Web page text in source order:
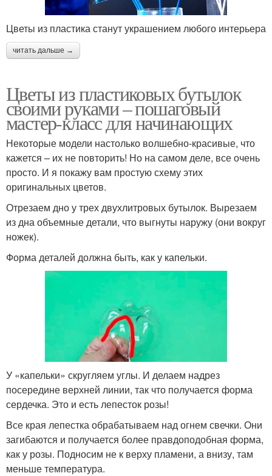
Цветы из пластика станут украшением любого интерьера
читать дальше →
Цветы из пластиковых бутылок
своими руками – пошаговый
мастер-класс для начинающих
Некоторые модели настолько волшебно-красивые, что
кажется – их не повторить! Но на самом деле, все очень
просто. И я покажу вам простую схему этих
оригинальных цветов.
Отрезаем дно у трех двухлитровых бутылок. Вырезаем
из дна объемные детали, что выгнуты наружу (они вокруг
ножек).
Форма деталей должна быть, как у капельки.
У «капельки» скругляем углы. И делаем надрез
посередине верхней линии, так что получается форма
сердечка. Это и есть лепесток розы!
Все края лепестка обрабатываем над огнем свечки. Они
загибаются и получается более правдоподобная форма,
как у розы. Подносим не к верху пламени, а внизу, там
меньше температура.